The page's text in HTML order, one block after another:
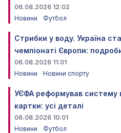
06.08.2026 12:02
Новини
Футбол
Стрибки у воду. Україна
чемпіонаті Європи:
06.08.2026 11:01
Новини
Новини спорту
УЄФА реформував систему
картки: усі деталі
06.08.2026 10:01
Новини
Футбол